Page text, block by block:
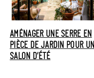
AMÉNAGER UNE SERRE EN
PIÈCE DE JARDIN POUR UN
SALON D’ÉTÉ